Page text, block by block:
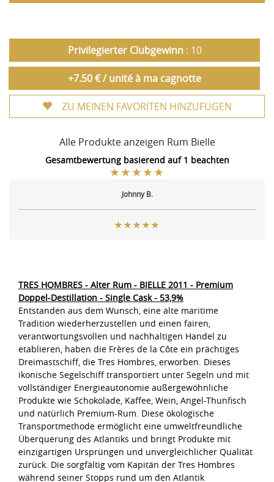
Privilegierter Clubgewinn: 10
+7.50 € / unité à ma cagnotte
ZU MEINEN FAVORITEN HINZUFÜGEN
Alle Produkte anzeigen Rum Bielle
Gesamtbewertung basierend auf 1 beachten
Johnny B.
TRES HOMBRES - Alter Rum - BIELLE 2011 - Premium
Doppel-Destillation - Single Cask - 53,9%
Entstanden aus dem Wunsch, eine alte maritime
Tradition wiederherzustellen und einen fairen,
verantwortungsvollen und nachhaltigen Handel zu
etablieren, haben die Frères de la Côte ein prächtiges
Dreimastschiff, die Tres Hombres, erworben. Dieses
ikonische Segelschiff transportiert unter Segeln und mit
vollständiger Energieautonomie außergewöhnliche
Produkte wie Schokolade, Kaffee, Wein, Angel-Thunfisch
und natürlich Premium-Rum. Diese ökologische
Transportmethode ermöglicht eine umweltfreundliche
Überquerung des Atlantiks und bringt Produkte mit
einzigartigen Ursprüngen und unvergleichlicher Qualität
zurück. Die sorgfältig vom Kapitän der Tres Hombres
während seiner Stopps rund um den Atlantik